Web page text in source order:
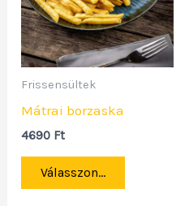
Frissensültek
Mátrai borzaska
4690 Ft
Válasszon...